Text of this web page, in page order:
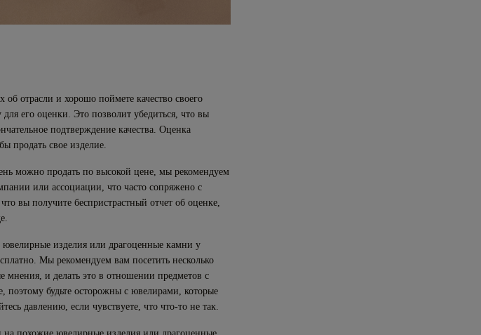
об отрасли и хорошо поймете качество своего
его оценки. Это позволит убедиться, что вы
подтверждение качества. Оценка
продать свое изделие.
можно продать по высокой цене, мы рекомендуем
или ассоциации, что часто сопряжено с
вы получите беспристрастный отчет об оценке,
ювелирные изделия или драгоценные камни у
Мы рекомендуем вам посетить несколько
мнения, и делать это в отношении предметов с
поэтому будьте осторожны с ювелирами, которые
давлению, если чувствуете, что что-то не так.